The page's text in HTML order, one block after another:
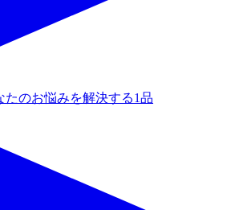
たのお悩みを解決する1品